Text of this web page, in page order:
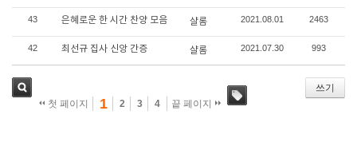
43 은혜로운 한 시간 찬양 모음 샬롬 2021.08.01 2463
42 최선규 집사 신앙 간증 샬롬 2021.07.30 993
첫 페이지 1 2 3 4 끝 페이지
쓰기